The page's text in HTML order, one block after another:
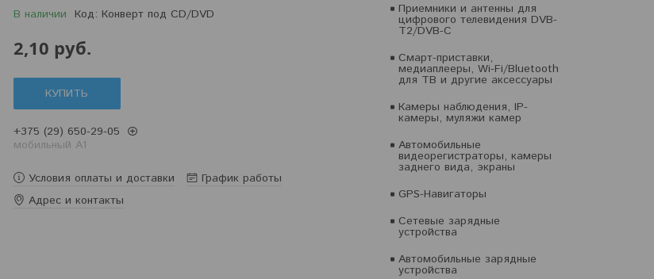
Приемники и антенны для
цифрового телевидения DVB-
T2/DVB-C
Смарт-приставки,
медиаплееры, Wi-Fi/Bluetooth
для ТВ и другие аксессуары
Камеры наблюдения, IP-
камеры, муляжи камер
Автомобильные
видеорегистраторы, камеры
заднего вида, экраны
GPS-Навигаторы
Сетевые зарядные
устройства
Автомобильные зарядные
устройства
В наличии Код: Конверт под CD/DVD
2,10 руб.
КУПИТЬ
+375 (29) 650-29-05
мобильный A1
Условия оплаты и доставки
График работы
Адрес и контакты